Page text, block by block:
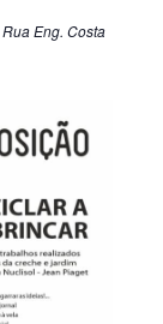
Rua Eng. Costa